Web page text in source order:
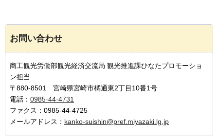
お問い合わせ
商工観光労働部観光経済交流局 観光推進課ひなたプロモーショ
ン担当
〒880-8501 宮崎県宮崎市橘通東2丁目10番1号
電話： 0985-44-4731
ファクス：0985-44-4725
メールアドレス： kanko-suishin@pref.miyazaki.lg.jp